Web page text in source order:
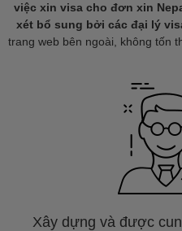
việc xin visa cho đơn xin
xét bổ sung bởi các đại lý
trang web bên ngoài, không tốn
Xây dựng và được